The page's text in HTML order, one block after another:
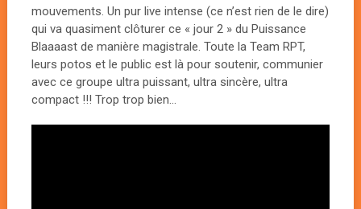
mouvements. Un pur live intense (ce n’est rien de le dire)
qui va quasiment clôturer ce « jour 2 » du Puissance
Blaaaast de manière magistrale. Toute la Team RPT,
leurs potos et le public est là pour soutenir, communier
avec ce groupe ultra puissant, ultra sincère, ultra
compact !!! Trop trop bien…